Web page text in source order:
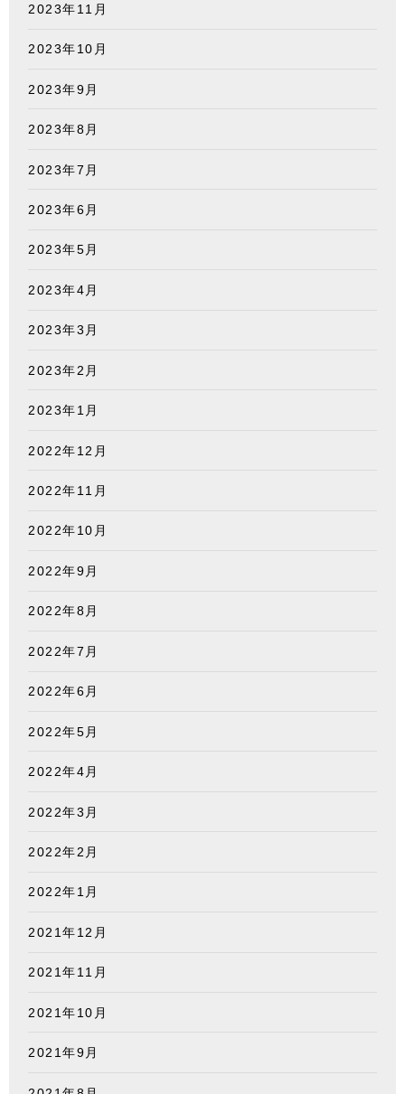
2023年11月
2023年10月
2023年9月
2023年8月
2023年7月
2023年6月
2023年5月
2023年4月
2023年3月
2023年2月
2023年1月
2022年12月
2022年11月
2022年10月
2022年9月
2022年8月
2022年7月
2022年6月
2022年5月
2022年4月
2022年3月
2022年2月
2022年1月
2021年12月
2021年11月
2021年10月
2021年9月